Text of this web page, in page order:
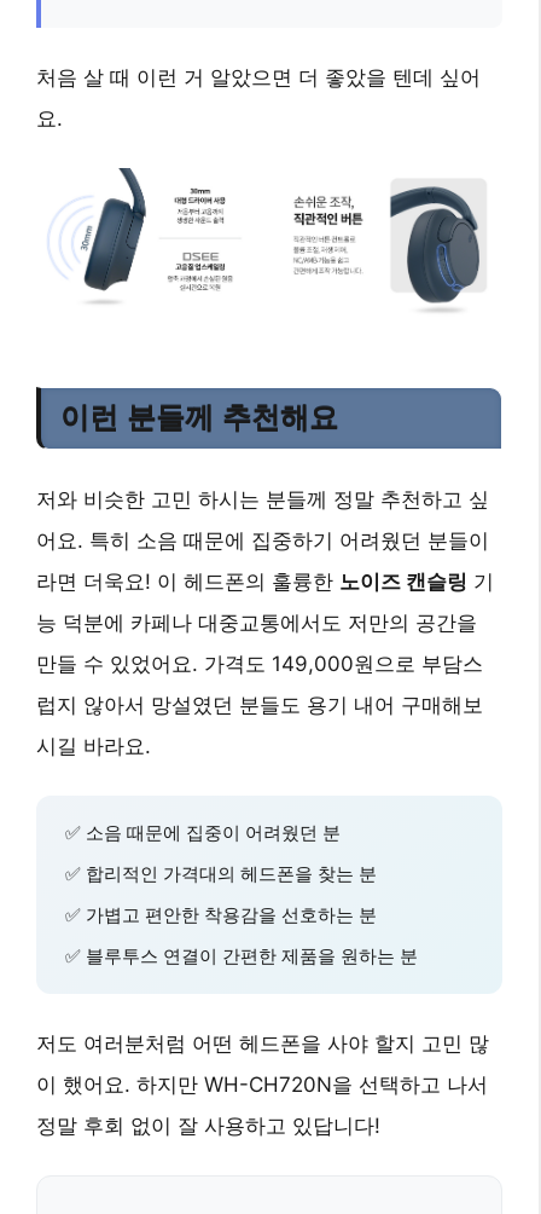
처음 살 때 이런 거 알았으면 더 좋았을 텐데 싶어
요.
이런 분들께 추천해요
저와 비슷한 고민 하시는 분들께 정말 추천하고 싶
어요. 특히 소음 때문에 집중하기 어려웠던 분들이
라면 더욱요! 이 헤드폰의 훌륭한 노이즈 캔슬링 기
능 덕분에 카페나 대중교통에서도 저만의 공간을
만들 수 있었어요. 가격도 149,000원으로 부담스
럽지 않아서 망설였던 분들도 용기 내어 구매해보
시길 바라요.
✅ 소음 때문에 집중이 어려웠던 분
✅ 합리적인 가격대의 헤드폰을 찾는 분
✅ 가볍고 편안한 착용감을 선호하는 분
✅ 블루투스 연결이 간편한 제품을 원하는 분
저도 여러분처럼 어떤 헤드폰을 사야 할지 고민 많
이 했어요. 하지만 WH-CH720N을 선택하고 나서
정말 후회 없이 잘 사용하고 있답니다!